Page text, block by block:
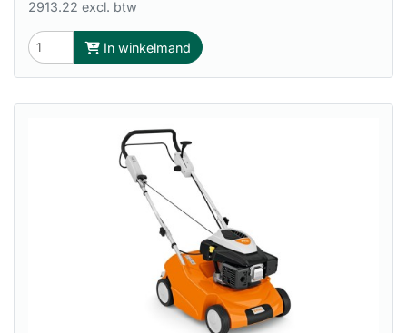
2913.22 excl. btw
In winkelmand